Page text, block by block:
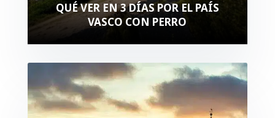
QUÉ VER EN 3 DÍAS POR EL PAÍS
VASCO CON PERRO